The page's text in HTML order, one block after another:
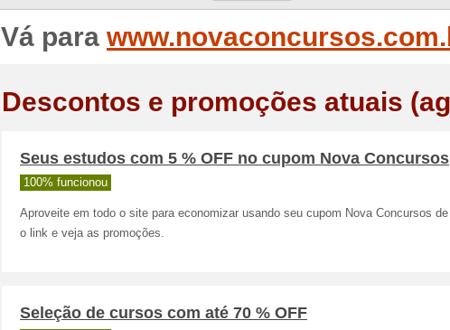
Vá para
Descontos e promoções atuais
Seus estudos com 5 % OFF no cupom Nova Concursos
100% funcionou
Aproveite em todo o site para economizar usando seu cupom Nova Concursos
o link e veja as promoções.
Seleção de cursos com até 70 % OFF